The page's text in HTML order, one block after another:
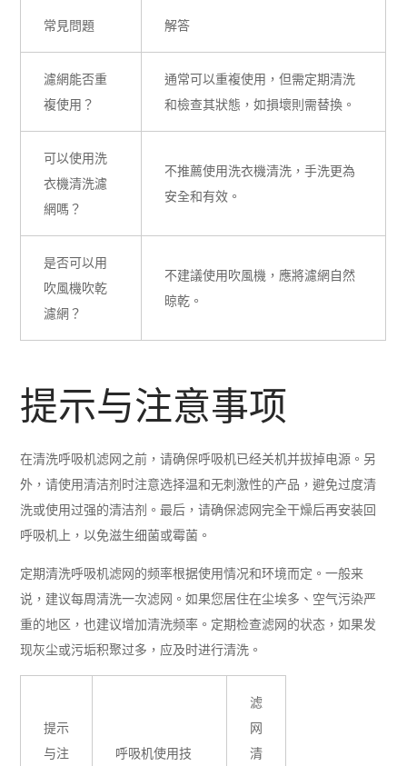
常見問題 解答
濾網能否重
複使用？
通常可以重複使用，但需定期清洗
和檢查其狀態，如損壞則需替換。
可以使用洗
衣機清洗濾
網嗎？
不推薦使用洗衣機清洗，手洗更為
安全和有效。
是否可以用
吹風機吹乾
濾網？
不建議使用吹風機，應將濾網自然
晾乾。
提示与注意事项
在清洗呼吸机滤网之前，请确保呼吸机已经关机并拔掉电源。另
外，请使用清洁剂时注意选择温和无刺激性的产品，避免过度清
洗或使用过强的清洁剂。最后，请确保滤网完全干燥后再安装回
呼吸机上，以免滋生细菌或霉菌。
定期清洗呼吸机滤网的频率根据使用情况和环境而定。一般来
说，建议每周清洗一次滤网。如果您居住在尘埃多、空气污染严
重的地区，也建议增加清洗频率。定期检查滤网的状态，如果发
现灰尘或污垢积聚过多，应及时进行清洗。
提示
与注
呼吸机使用技
滤
网
清